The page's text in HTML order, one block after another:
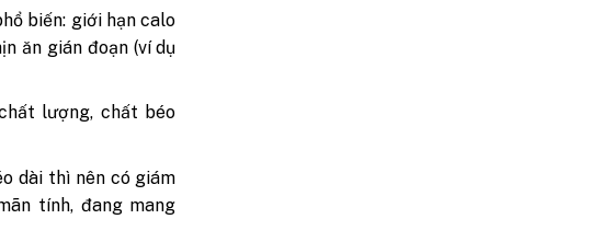
biến: giới hạn calo
ăn gián đoạn (ví dụ
lượng, chất béo
dài thì nên có giám
tính, đang mang